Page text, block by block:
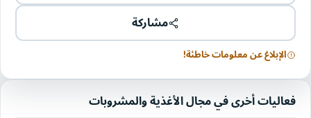
مشاركة
الإبلاغ عن معلومات خاطئة!
فعاليات أخرى في مجال الأغذية والمشروبات